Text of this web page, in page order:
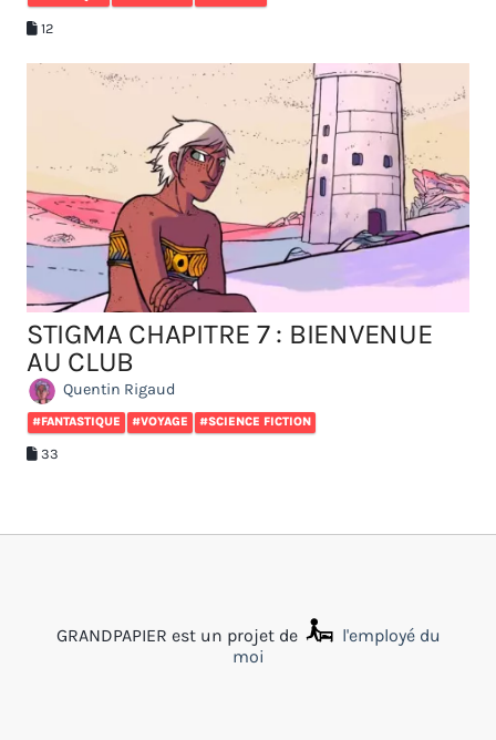
12
STIGMA CHAPITRE 7 : BIENVENUE
AU CLUB
Quentin Rigaud
#FANTASTIQUE #VOYAGE #SCIENCE FICTION
33
GRANDPAPIER est un projet de
l'employé du
moi